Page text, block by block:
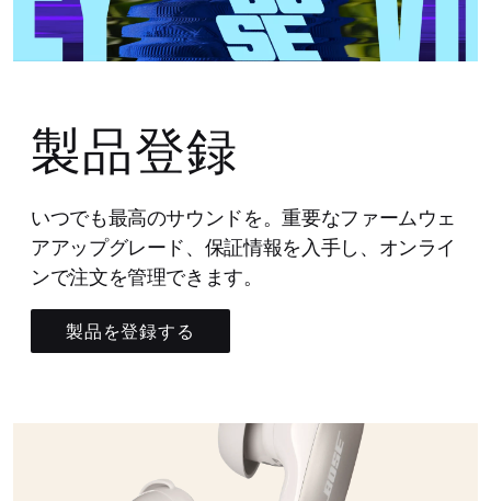
製品登録
いつでも最高のサウンドを。重要なファームウェ
アアップグレード、保証情報を入手し、オンライ
ンで注文を管理できます。
製品を登録する